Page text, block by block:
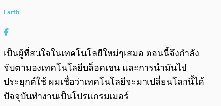
Earth
เป็นผู้ที่สนใจในเทคโนโลยีใหม่ๆเสมอ ตอนนี้จึงกำลัง
จับตามองเทคโนโลยีบล็อคเชน และการนำมันไป
ประยุกต์ใช้ ผมเชื่อว่าเทคโนโลยีจะมาเปลี่ยนโลกนี้ได้
ปัจจุบันทำงานเป็นโปรแกรมเมอร์